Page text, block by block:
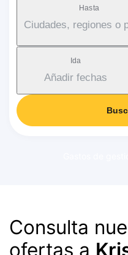
Hasta
Ciudades, regiones o
Ida
Añadir fechas
Consulta
ofertas a